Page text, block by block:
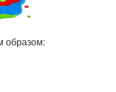
образом: